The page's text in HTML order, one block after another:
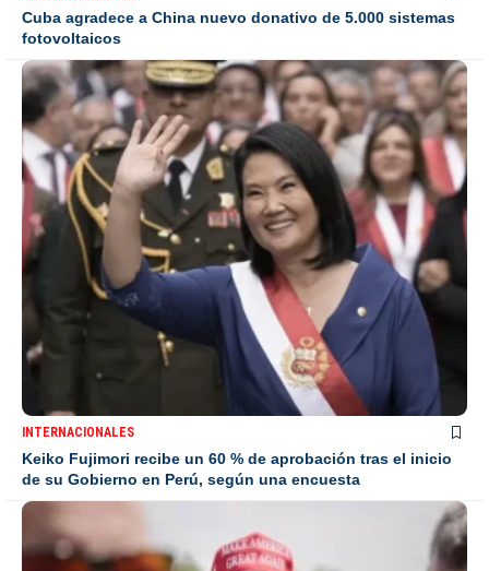
Cuba agradece a China nuevo donativo de 5.000 sistemas
fotovoltaicos
INTERNACIONALES
Keiko Fujimori recibe un 60 % de aprobación tras el inicio
de su Gobierno en Perú, según una encuesta